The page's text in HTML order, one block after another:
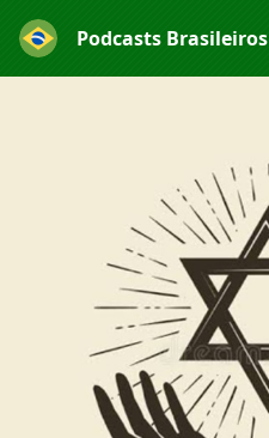
Podcasts Brasileiros